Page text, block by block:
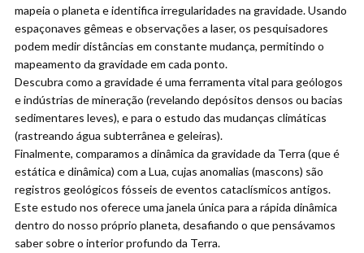
mapeia o planeta e identifica irregularidades na gravidade. Usando
espaçonaves gêmeas e observações a laser, os pesquisadores
podem medir distâncias em constante mudança, permitindo o
mapeamento da gravidade em cada ponto.
Descubra como a gravidade é uma ferramenta vital para geólogos
e indústrias de mineração (revelando depósitos densos ou bacias
sedimentares leves), e para o estudo das mudanças climáticas
(rastreando água subterrânea e geleiras).
Finalmente, comparamos a dinâmica da gravidade da Terra (que é
estática e dinâmica) com a Lua, cujas anomalias (mascons) são
registros geológicos fósseis de eventos cataclísmicos antigos.
Este estudo nos oferece uma janela única para a rápida dinâmica
dentro do nosso próprio planeta, desafiando o que pensávamos
saber sobre o interior profundo da Terra.